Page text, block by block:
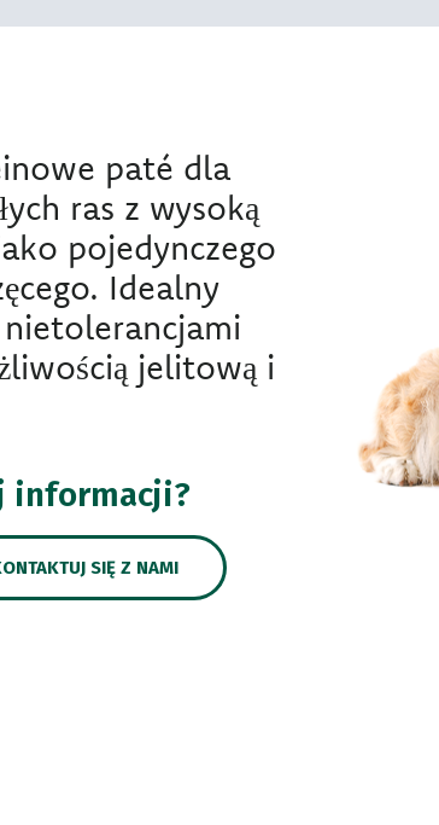
paté dla
ras z wysoką
pojedynczego
Idealny
jelitową i
informacji?
SIĘ Z NAMI